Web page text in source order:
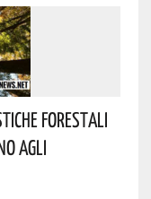
Forestali
Agli